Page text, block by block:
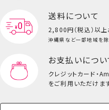
送料について
2,800円（税込）以上
沖縄県など一部地域を除
お支払いについ
クレジットカード・
をご利用いただけます